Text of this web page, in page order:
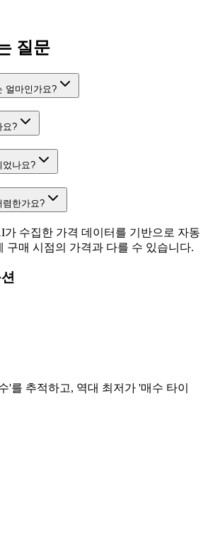
질문
얼마인가요?
요?
었나요?
렴한가요?
수집한 가격 데이터를 기반으로 자동
구매 시점의 가격과 다를 수 있습니다.
'를 추적하고, 역대 최저가 '매수 타이